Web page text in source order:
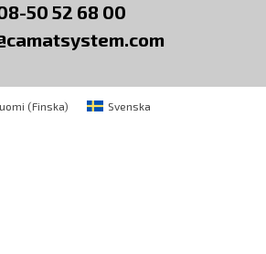
50 52 68 00
(Finska) Svenska